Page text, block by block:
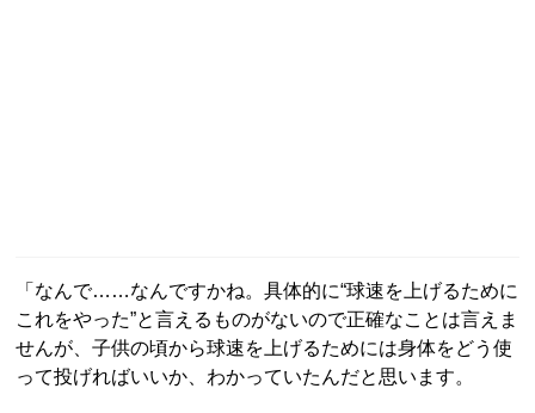
「なんで……なんですかね。具体的に“球速を上げるために
これをやった”と言えるものがないので正確なことは言えま
せんが、子供の頃から球速を上げるためには身体をどう使
って投げればいいか、わかっていたんだと思います。